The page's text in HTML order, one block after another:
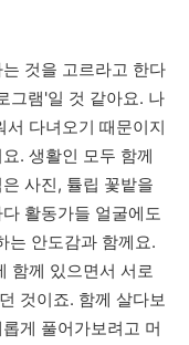
것을 고르라고 한다
그램'일 것 같아요. 나
다녀오기 때문이지
. 생활인 모두 함께
사진, 튤립 꽃밭을
활동가들 얼굴에도
는 안도감과 함께요.
함께 있으면서 서로
것이죠. 함께 살다보
게 풀어가보려고 머